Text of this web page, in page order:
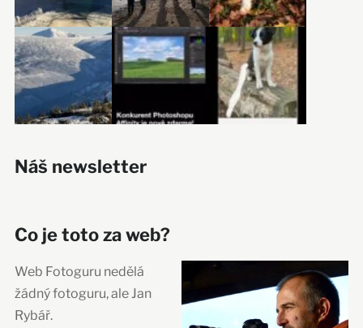
Náš newsletter
Co je toto za web?
Web Fotoguru nedělá
žádný fotoguru, ale Jan
Rybář.